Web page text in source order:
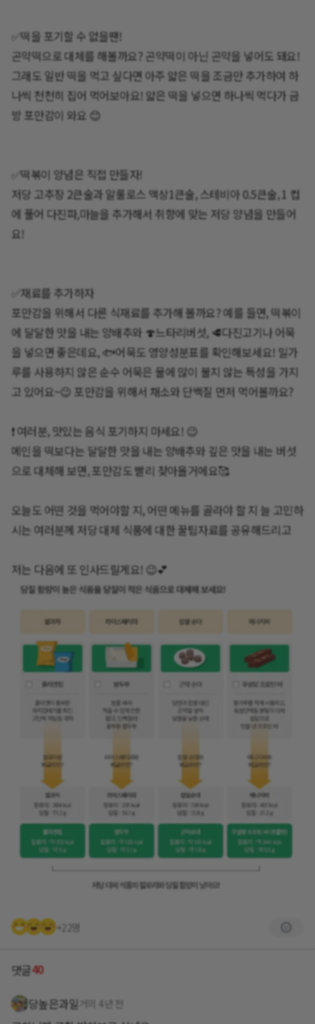
✅떡을 포기할 수 없을땐!
곤약떡으로 대체를 해볼까요? 곤약떡이 아닌 곤약을 넣어도 돼요!
그래도 일반 떡을 먹고 싶다면 아주 얇은 떡을 조금만 추가하여 하
나씩 천천히 집어 먹어보아요! 얇은 떡을 넣으면 하나씩 먹다가 금
방 포만감이 와요 😊
✅떡볶이 양념은 직접 만들자!
저당 고추장 2큰술과 알룰로스 액상1큰술, 스테비아 0.5큰술, 1 컵
에 풀어 다진파,마늘을 추가해서 취향에 맞는 저당 양념을 만들어
요!
✅재료를 추가하자
포만감을 위해서 다른 식재료를 추가해 볼까요? 예를 들면, 떡볶이
에 달달한 맛을 내는 양배추와 🍄느타리버섯, 🥩다진고기나 어묵
을 넣으면 좋은데요, 🐟어묵도 영양성분표를 확인해보세요! 밀가
루를 사용하지 않은 순수 어묵은 물에 많이 불지 않는 특성을 가지
고 있어요~😉 포만감을 위해서 채소와 단백질 먼저 먹어볼까요?
❗ 여러분, 맛있는 음식 포기하지 마세요! 😉
메인을 떡보다는 달달한 맛을 내는 양배추와 깊은 맛을 내는 버섯
으로 대체해 보면, 포만감도 빨리 찾아올거에요🥰
오늘도 어떤 것을 먹어야할 지, 어떤 메뉴를 골라야 할 지 늘 고민하
시는 여러분께 저당 대체 식품에 대한 꿀팁자료를 공유해드리고
저는 다음에 또 인사드릴게요! 😉💕
+22명
댓글40
당높은과일 거의 4년 전